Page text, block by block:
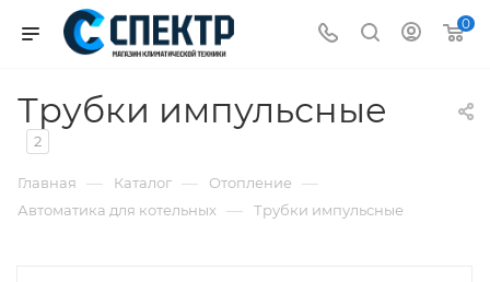
0
Трубки импульсные
2
Главная — Каталог — Отопление —
Автоматика для котельных — Трубки импульсные